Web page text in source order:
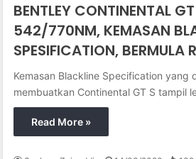
BENTLEY CONTINENTAL
542/770NM, KEMASAN
SPESIFICATION, BERMULA
Kemasan Blackline Specification yang
membuatkan Continental GT S tampil
Read More »